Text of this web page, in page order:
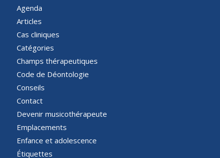
Agenda
Articles
Cas cliniques
Catégories
Champs thérapeutiques
Code de Déontologie
Conseils
Contact
Devenir musicothérapeute
Emplacements
Enfance et adolescence
Étiquettes